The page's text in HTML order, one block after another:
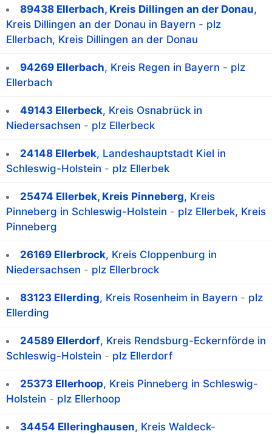
89438 Ellerbach, Kreis Dillingen an der Donau,
Kreis Dillingen an der Donau in Bayern - plz
Ellerbach, Kreis Dillingen an der Donau
94269 Ellerbach, Kreis Regen in Bayern - plz
Ellerbach
49143 Ellerbeck, Kreis Osnabrück in
Niedersachsen - plz Ellerbeck
24148 Ellerbek, Landeshauptstadt Kiel in
Schleswig-Holstein - plz Ellerbek
25474 Ellerbek, Kreis Pinneberg, Kreis
Pinneberg in Schleswig-Holstein - plz Ellerbek, Kreis
Pinneberg
26169 Ellerbrock, Kreis Cloppenburg in
Niedersachsen - plz Ellerbrock
83123 Ellerding, Kreis Rosenheim in Bayern - plz
Ellerding
24589 Ellerdorf, Kreis Rendsburg-Eckernförde in
Schleswig-Holstein - plz Ellerdorf
25373 Ellerhoop, Kreis Pinneberg in Schleswig-
Holstein - plz Ellerhoop
34454 Elleringhausen, Kreis Waldeck-